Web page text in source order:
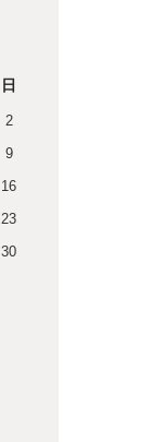
日
2
9
16
23
30